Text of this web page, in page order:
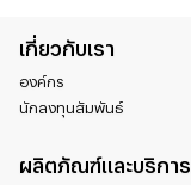
เกี่ยวกับเรา
องค์กร
นักลงทุนสัมพันธ์
ผลิตภัณฑ์และบริการ